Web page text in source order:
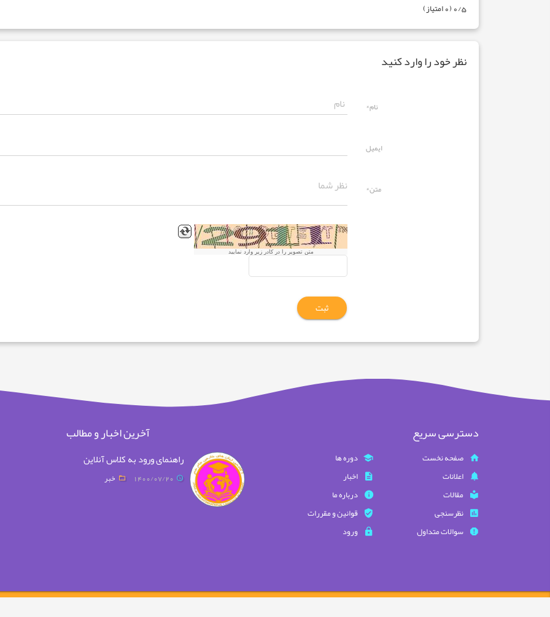
0/5 (0 امتیاز)
نظر خود را وارد کنید
نام*
ایمیل
متن*
متن تصویر را در کادر زیر وارد نمایید
ثبت
دسترسی سریع
صفحه نخست
دوره ها
اعلانات
اخبار
مقالات
درباره ما
نظرسنجی
قوانین و مقررات
سوالات متداول
ورود
آخرین اخبار و مطالب
راهنمای ورود به کلاس آنلاین
1400/07/20 خبر